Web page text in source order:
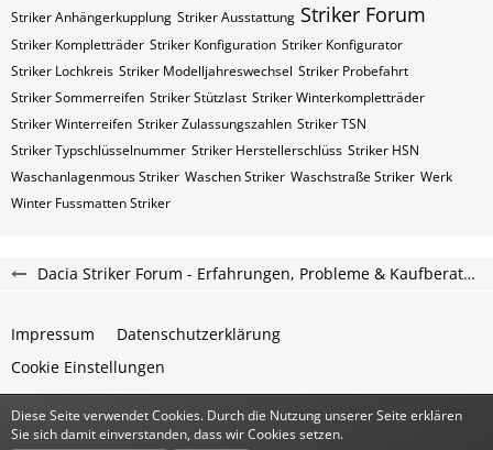
Striker Anhängerkupplung Striker Ausstattung Striker Forum
Striker Kompletträder Striker Konfiguration Striker Konfigurator
Striker Lochkreis Striker Modelljahreswechsel Striker Probefahrt
Striker Sommerreifen Striker Stützlast Striker Winterkompletträder
Striker Winterreifen Striker Zulassungszahlen Striker​​​​ TSN
Striker​​​​ Typschlüsselnummer Striker​​​​​ Herstellerschlüss Striker​​​​​ HSN
Waschanlagenmous Striker Waschen Striker Waschstraße Striker Werk
Winter Fussmatten Striker
Dacia Striker Forum - Erfahrungen, Probleme & Kaufberatung
Impressum
Datenschutzerklärung
Cookie Einstellungen
Community-Software:WoltLab Suite™
Diese Seite verwendet Cookies. Durch die Nutzung unserer Seite erklären
Sie sich damit einverstanden, dass wir Cookies setzen.